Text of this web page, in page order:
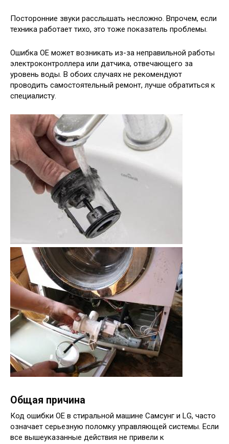
Посторонние звуки расслышать несложно. Впрочем, если
техника работает тихо, это тоже показатель проблемы.
Ошибка ОЕ может возникать из-за неправильной работы
электроконтроллера или датчика, отвечающего за
уровень воды. В обоих случаях не рекомендуют
проводить самостоятельный ремонт, лучше обратиться к
специалисту.
Общая причина
Код ошибки OE в стиральной машине Самсунг и LG, часто
означает серьезную поломку управляющей системы. Если
все вышеуказанные действия не привели к